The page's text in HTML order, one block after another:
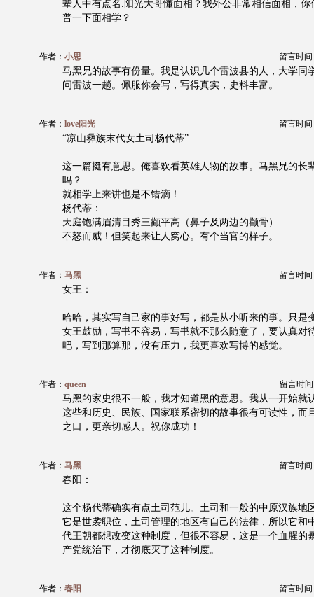
辈人中有点名.阳光大哥懂面相？我外公非常相信面相，你
普一下面相学？
作者： 小思 留言时间
马黑兄的故事有份量。我是认识几个雷波县的人，大学同
问雷波一趟。佩服你会写，写得真实，史料丰富。
作者： love阳光 留言时间
“凉山彝族末代女土司杨代蒂”
这一篇挺有意思。俺喜欢看英雄人物的故事。马黑兄的长
吗？
就相学上来讲也是不错滴！
杨代蒂：
天庭饱满眉清目秀三颧平高（鼻子及两边的颧骨）
不怒而威！但笑起来让人窝心。有个当官的样子。
作者： 马黑 留言时间
女王：
哈哈，其实写自己家的事好写，都是从小听来的事。只是
女王鼓励，写书不容易，写书就不那么随意了，要认真对
吧，写到那算那，没有压力，我更喜欢写博的感觉。
作者： queen 留言时间
马黑的家史很不一般，我才知道黑的意思。我从一开始就
这些和历史、民族、国家联系密切的故事很有可读性，而
之口，更亲切感人。祝你成功！
作者： 马黑 留言时间
春阳：
这个杨代蒂确实有点土司范儿。土司和一般的中原汉族地
它是世袭职位，土司管理的地区有自己的法律，所以它和
代王朝都想改变这种制度，但很不容易，这是一个血腥的
产党统治下，才彻底灭了这种制度。
作者： 春阳 留言时间